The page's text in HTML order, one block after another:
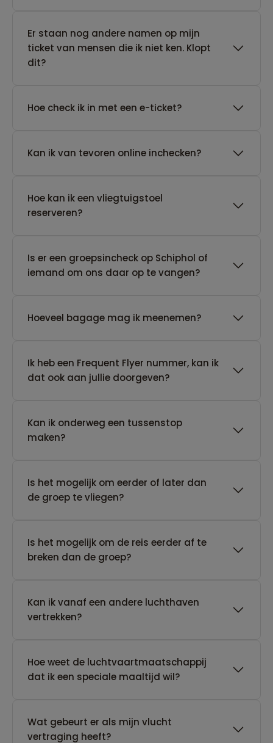
Er staan nog andere namen op mijn
ticket van mensen die ik niet ken. Klopt
dit?
Hoe check ik in met een e-ticket?
Kan ik van tevoren online inchecken?
Hoe kan ik een vliegtuigstoel
reserveren?
Is er een groepsincheck op Schiphol of
iemand om ons daar op te vangen?
Hoeveel bagage mag ik meenemen?
Ik heb een Frequent Flyer nummer, kan ik
dat ook aan jullie doorgeven?
Kan ik onderweg een tussenstop
maken?
Is het mogelijk om eerder of later dan
de groep te vliegen?
Is het mogelijk om de reis eerder af te
breken dan de groep?
Kan ik vanaf een andere luchthaven
vertrekken?
Hoe weet de luchtvaartmaatschappij
dat ik een speciale maaltijd wil?
Wat gebeurt er als mijn vlucht
vertraging heeft?